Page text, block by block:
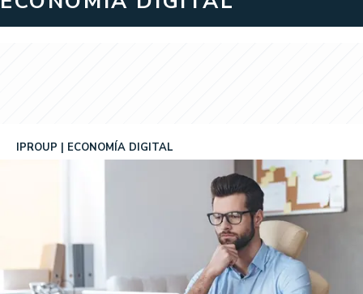
IPROUP ECONOMÍA DIGITAL